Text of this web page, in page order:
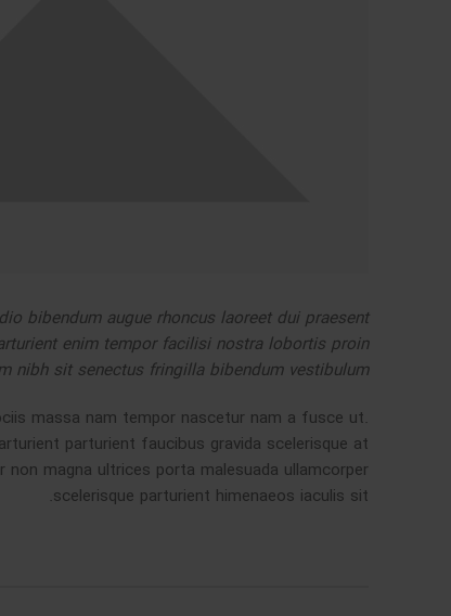
bibendum augue rhoncus laoreet dui praesent
enim tempor facilisi nostra lobortis proin
nibh sit senectus fringilla bibendum vestibulum.
massa nam tempor nascetur nam a fusce ut.
parturient faucibus gravida scelerisque at
magna ultrices porta malesuada ullamcorper
scelerisque parturient himenaeos iaculis sit.